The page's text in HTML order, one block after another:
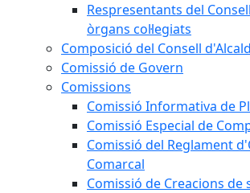
Respresentants del
òrgans col·legiats
Composició del Consell
Comissió de Govern
Comissions
Comissió Informativa de
Comissió Especial de
Comissió del Reglament
Comarcal
Comissió de Creacions de